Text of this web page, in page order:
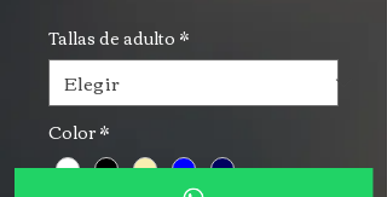
Tallas de adulto*
Color*